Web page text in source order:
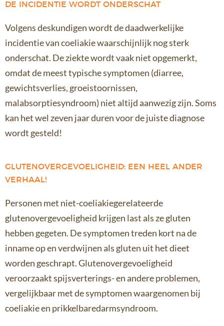
DE INCIDENTIE WORDT ONDERSCHAT
Volgens deskundigen wordt de daadwerkelijke
incidentie van coeliakie waarschijnlijk nog sterk
onderschat. De ziekte wordt vaak niet opgemerkt,
omdat de meest typische symptomen (diarree,
gewichtsverlies, groeistoornissen,
malabsorptiesyndroom) niet altijd aanwezig zijn. Soms
kan het wel zeven jaar duren voor de juiste diagnose
wordt gesteld!
GLUTENOVERGEVOELIGHEID: EEN HEEL ANDER
VERHAAL!
Personen met niet-coeliakiegerelateerde
glutenovergevoeligheid krijgen last als ze gluten
hebben gegeten. De symptomen treden kort na de
inname op en verdwijnen als gluten uit het dieet
worden geschrapt. Glutenovergevoeligheid
veroorzaakt spijsverterings- en andere problemen,
vergelijkbaar met de symptomen waargenomen bij
coeliakie en prikkelbaredarmsyndroom.